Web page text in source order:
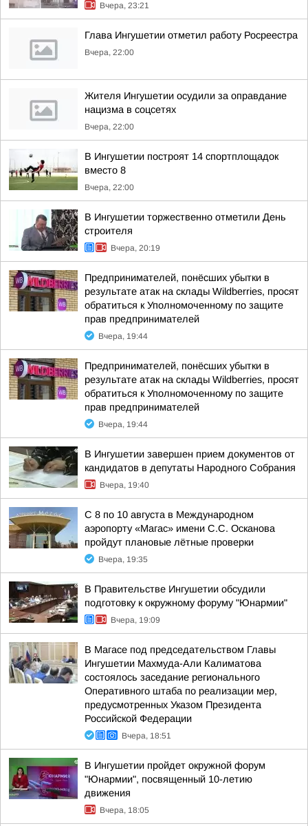
Вчера, 23:21
Глава Ингушетии отметил работу Росреестра
Вчера, 22:00
Жителя Ингушетии осудили за оправдание
нацизма в соцсетях
Вчера, 22:00
В Ингушетии построят 14 спортплощадок
вместо 8
Вчера, 22:00
В Ингушетии торжественно отметили День
строителя
Вчера, 20:19
Предпринимателей, понёсших убытки в
результате атак на склады Wildberries, просят
обратиться к Уполномоченному по защите
прав предпринимателей
Вчера, 19:44
Предпринимателей, понёсших убытки в
результате атак на склады Wildberries, просят
обратиться к Уполномоченному по защите
прав предпринимателей
Вчера, 19:44
В Ингушетии завершен прием документов от
кандидатов в депутаты Народного Собрания
Вчера, 19:40
С 8 по 10 августа в Международном
аэропорту «Магас» имени С.С. Осканова
пройдут плановые лётные проверки
Вчера, 19:35
В Правительстве Ингушетии обсудили
подготовку к окружному форуму "Юнармии"
Вчера, 19:09
В Магасе под председательством Главы
Ингушетии Махмуда-Али Калиматова
состоялось заседание регионального
Оперативного штаба по реализации мер,
предусмотренных Указом Президента
Российской Федерации
Вчера, 18:51
В Ингушетии пройдет окружной форум
"Юнармии", посвященный 10-летию
движения
Вчера, 18:05